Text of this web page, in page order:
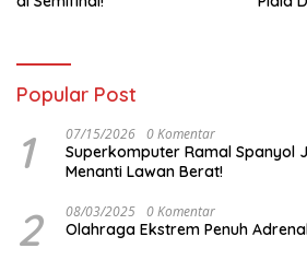
Popular Post
1 07/15/2026 0 Komentar
Superkomputer Ramal Spanyol
Menanti Lawan Berat!
2 08/03/2025 0 Komentar
Olahraga Ekstrem Penuh